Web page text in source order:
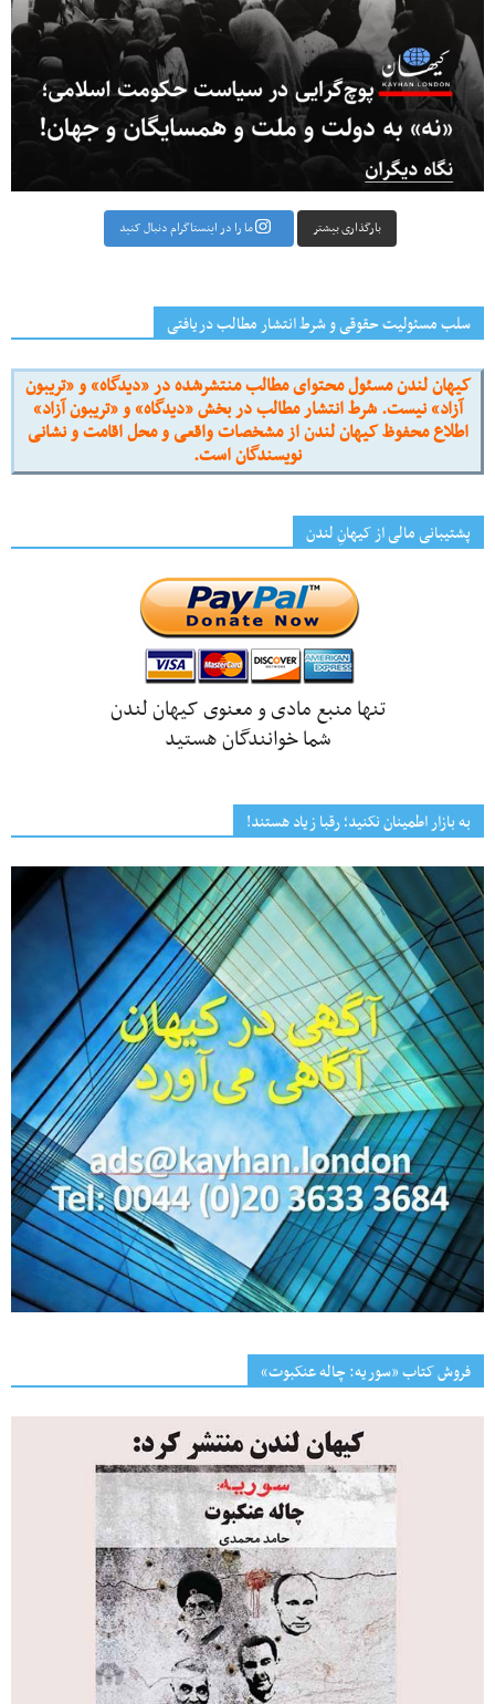
بارگذاری بیشتر ما را در اینستاگرام دنبال کنید
سلب مسئولیت حقوقی و شرط انتشار مطالب دریافتی
کیهان لندن مسئول محتوای مطالب منتشرشده در «دیدگاه» و «تریبون
آزاد» نیست. شرط انتشار مطالب در بخش «دیدگاه» و «تریبون آزاد»
اطلاع محفوظ کیهان لندن از مشخصات واقعی و محل اقامت و نشانی
نویسندگان است.
پشتیبانی مالی از کیهانِ لندن
تنها منبع مادی و معنوی کیهان لندن
شما خوانندگان هستید
به بازار اطمینان نکنید؛ رقبا زیاد هستند!
فروش کتاب «سوریه: چاله عنکبوت»